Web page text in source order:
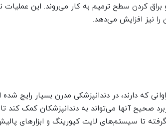
کردن سطح ترمیم به کار می‌روند. این عملیات
را نیز افزایش می‌دهد.
که دارند، در دندانپزشکی مدرن بسیار رایج
صحیح آنها می‌تواند به دندانپزشکان کمک کند
گرفته تا سیستم‌های لایت کیورینگ و ابزارهای